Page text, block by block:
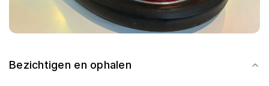
Bezichtigen en ophalen